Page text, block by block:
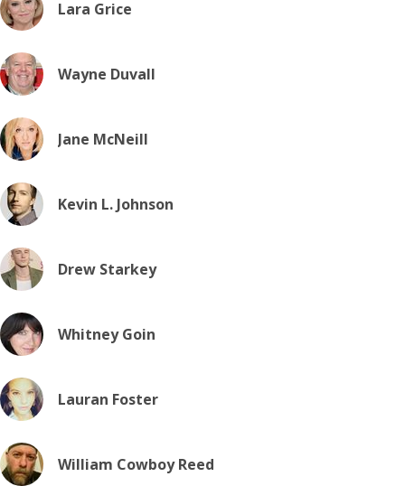
Lara Grice
Wayne Duvall
Jane McNeill
Kevin L. Johnson
Drew Starkey
Whitney Goin
Lauran Foster
William Cowboy Reed